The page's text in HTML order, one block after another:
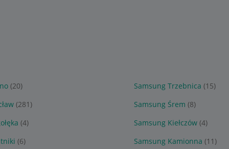
(20) Samsung Trzebnica (15)
(281) Samsung Śrem (8)
(4) Samsung Kiełczów (4)
(6) Samsung Kamionna (11)